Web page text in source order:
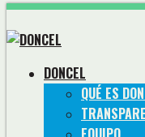
DONCEL
QUÉ ES